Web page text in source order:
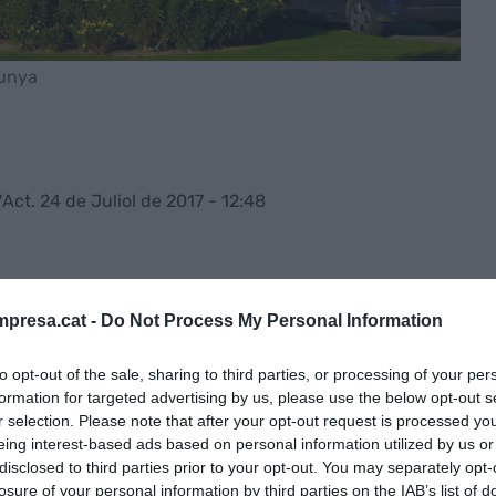
- Do Not Process My Personal Information
opt-out of the sale, sharing to third parties, or processing of your
for targeted advertising by us, please use the below opt-out
selection. Please note that after your opt-out request is processed
interest-based ads based on personal information utilized by us
to third parties prior to your opt-out. You may separately
of your personal information by third parties on the IAB’s list of
Act. 24 de Juliol de 2017 - 12:48
(OUC) ha creat
del sector educatiu i les TIC. La primera
la UOC en un comunicat.
inicial de 500.000 eurosi forma part
a l'impuls de l'emprenedoria i la innovació de